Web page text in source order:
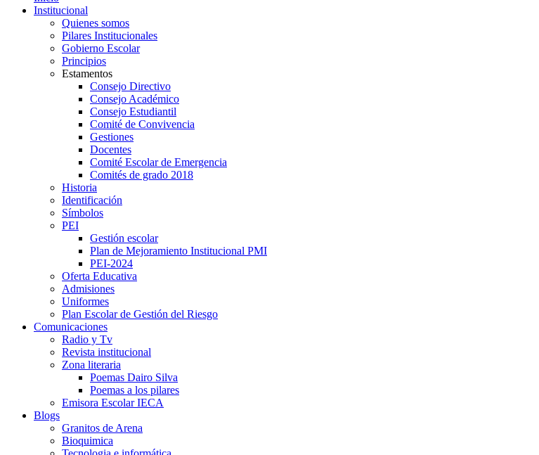
Institucional
Quienes somos
Pilares Institucionales
Gobierno Escolar
Principios
Estamentos
Consejo Directivo
Consejo Académico
Consejo Estudiantil
Comité de Convivencia
Gestiones
Docentes
Comité Escolar de Emergencia
Comités de grado 2018
Historia
Identificación
Símbolos
PEI
Gestión escolar
Plan de Mejoramiento Institucional PMI
PEI-2024
Oferta Educativa
Admisiones
Uniformes
Plan Escolar de Gestión del Riesgo
Comunicaciones
Radio y Tv
Revista institucional
Zona literaria
Poemas Dairo Silva
Poemas a los pilares
Emisora Escolar IECA
Blogs
Granitos de Arena
Bioquimica